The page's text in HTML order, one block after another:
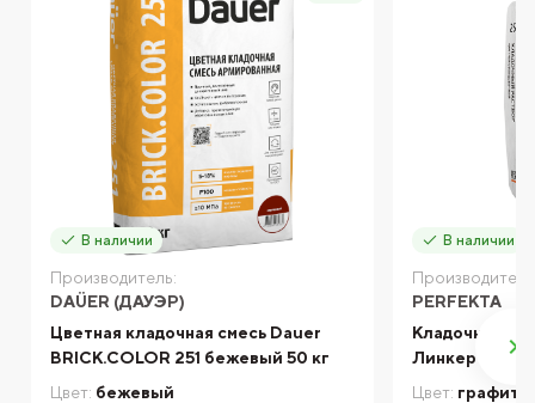
В наличии
Производитель:
DAÜER (ДАУЭР)
Цветная кладочная смесь Dauer
BRICK.COLOR 251 бежевый 50 кг
Цвет: бежевый
В наличии
PERFEKTA
Кладочный
Линкер
Цвет: